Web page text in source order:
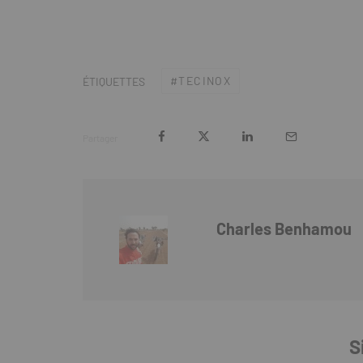
ÉTIQUETTES TECINOX
Charles Benhamou